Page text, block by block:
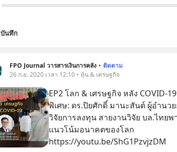
บันทึก
FPO Journal วารสารเงินการคลัง • ติดตาม
26 ก.ย. 2020 เวลา 12:10 • หุ้น & เศรษฐกิจ
EP2 โลก & เศรษฐกิจ หลัง COVID-19 แขกรับเชิญ
พิเศษ: ดร.ปิยศักดิ์ มานะสันต์ ผู้อำนวยการอาวุโส ฝ่าย
วิจัยการลงทุน สายงานวิจัย บล.ไทยพาณิชย์ (SCBS) ฟัง
แนวโน้มอนาคตของโลก
https://youtu.be/ShG1PzvjzDM